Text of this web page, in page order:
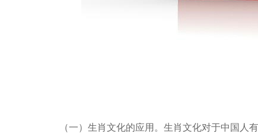
（一）生肖文化的应用。生肖文化对于中国